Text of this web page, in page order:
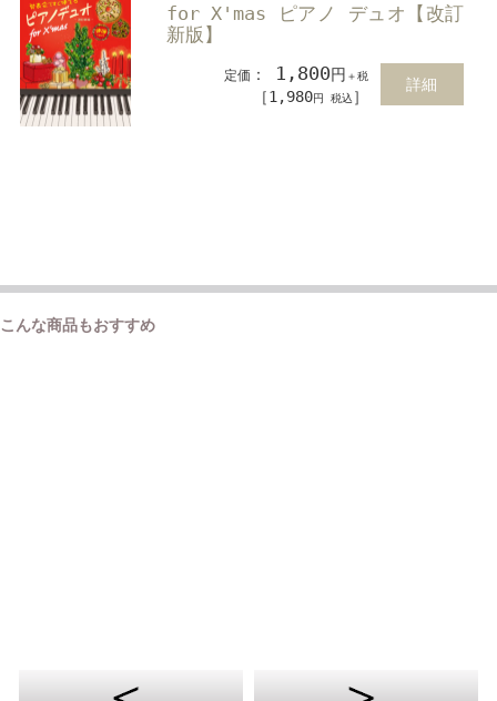
for X'mas ピアノ デュオ【改訂
新版】
定価 ： 1,800円 ＋税
［1,980円 税込 ］
詳細
こんな商品もおすすめ